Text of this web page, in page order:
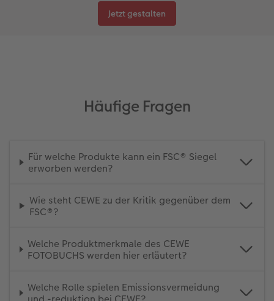
Jetzt gestalten
Häufige Fragen
Für welche Produkte kann ein FSC® Siegel
erworben werden?
Wie steht CEWE zu der Kritik gegenüber dem
FSC®?
Welche Produktmerkmale des CEWE
FOTOBUCHS werden hier erläutert?
Welche Rolle spielen Emissionsvermeidung